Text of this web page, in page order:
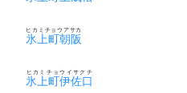
氷上町朝阪
ヒカミチョウアサカ
氷上町伊佐口
ヒカミチョウイサクチ